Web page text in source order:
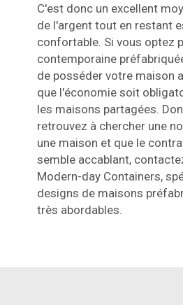
C'est donc un excellent
de l'argent tout en restant
confortable. Si vous optez
contemporaine
de posséder votre maison
que l'économie soit
les maisons partagées.
retrouvez à chercher une
une maison et que le
semble accablant,
Modern-day Containers,
designs de maisons
très abordables.